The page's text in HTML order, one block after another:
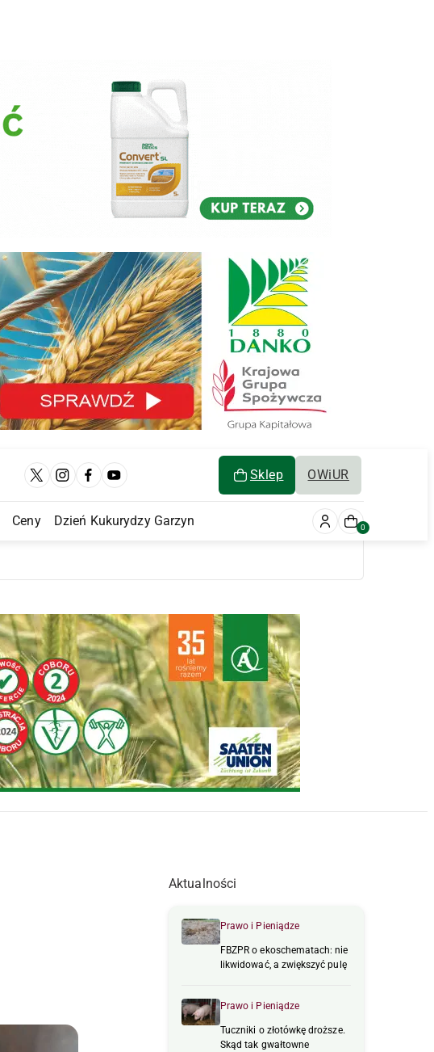
Sklep OWiUR
Ceny Dzień Kukurydzy Garzyn 0
Aktualności
Prawo i Pieniądze
FBZPR o ekoschematach: nie
likwidować, a zwiększyć pulę
Prawo i Pieniądze
Tuczniki o złotówkę droższe.
Skąd tak gwałtowne